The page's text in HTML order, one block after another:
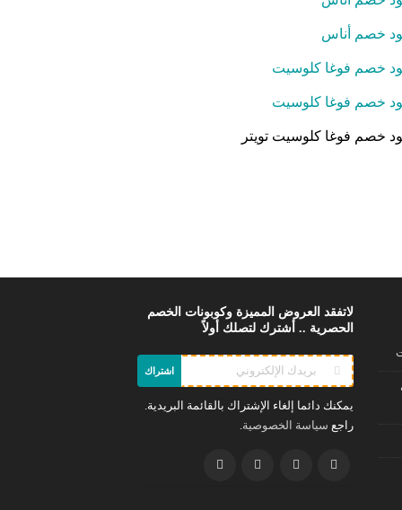
خصم أناس
خصم فوغا كلوسيت
خصم فوغا كلوسيت
خصم فوغا كلوسيت تويتر
لاتفقد العروض المميزة وكوبونات الخصم
الحصرية .. أشترك لتصلك أولاً
اشتراك
يمكنك دائما إلغاء الإشتراك بالقائمة البريدية.
راجع سياسة الخصوصية.